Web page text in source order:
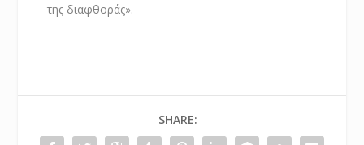
της διαφθοράς».
SHARE: